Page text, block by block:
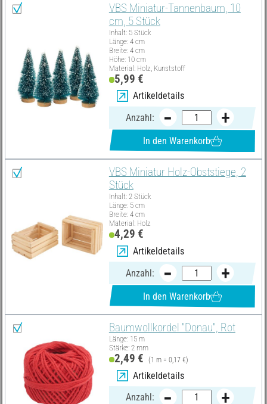
VBS Miniatur-Tannenbaum, 10
cm, 5 Stück
Inhalt: 5 Stück
Länge: 4 cm
Breite: 4 cm
Höhe: 10 cm
Material: Holz, Kunststoff
5,99 €
Artikeldetails
Anzahl:
In den Warenkorb
VBS Miniatur Holz-Obststiege, 2
Stück
Inhalt: 2 Stück
Länge: 5 cm
Breite: 4 cm
Material: Holz
4,29 €
Artikeldetails
Anzahl:
In den Warenkorb
Baumwollkordel "Donau", Rot
Länge: 15 m
Stärke: 2 mm
2,49 € (1 m = 0,17 €)
Artikeldetails
Anzahl: